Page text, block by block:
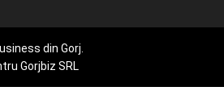
din Gorj.
Gorjbiz SRL